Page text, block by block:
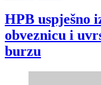
HPB uspješno
obveznicu i
burzu